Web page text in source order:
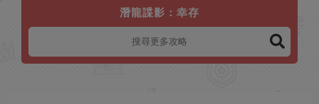
潛龍諜影：幸存